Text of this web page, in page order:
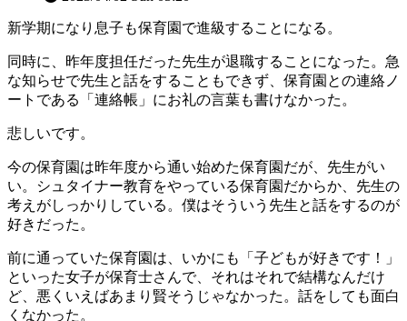
新学期になり息子も保育園で進級することになる。
同時に、昨年度担任だった先生が退職することになった。急
な知らせで先生と話をすることもできず、保育園との連絡ノ
ートである「連絡帳」にお礼の言葉も書けなかった。
悲しいです。
今の保育園は昨年度から通い始めた保育園だが、先生がい
い。シュタイナー教育をやっている保育園だからか、先生の
考えがしっかりしている。僕はそういう先生と話をするのが
好きだった。
前に通っていた保育園は、いかにも「子どもが好きです！」
といった女子が保育士さんで、それはそれで結構なんだけ
ど、悪くいえばあまり賢そうじゃなかった。話をしても面白
くなかった。